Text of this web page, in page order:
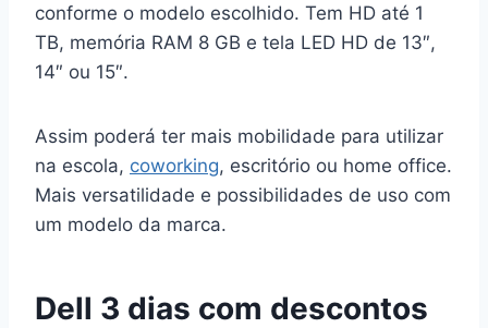
conforme o modelo escolhido. Tem HD até 1
TB, memória RAM 8 GB e tela LED HD de 13″,
14″ ou 15″.
Assim poderá ter mais mobilidade para utilizar
na escola, coworking, escritório ou home office.
Mais versatilidade e possibilidades de uso com
um modelo da marca.
Dell 3 dias com descontos